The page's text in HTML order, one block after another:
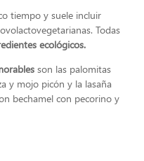
tiempo y suele incluir
Todas
ecológicos.
son las palomitas
y mojo picón y la lasaña
bechamel con pecorino y